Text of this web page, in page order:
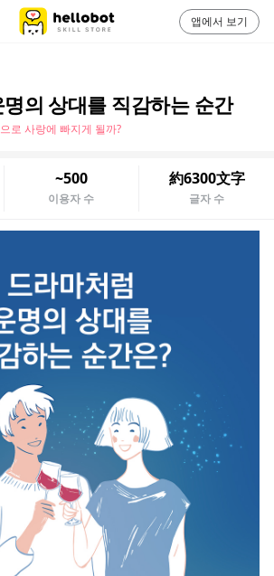
의 상대를 직감하는 순간
로 사랑에 빠지게 될까?
~500
이용자 수
約6300文字
글자 수
앱에서 보기